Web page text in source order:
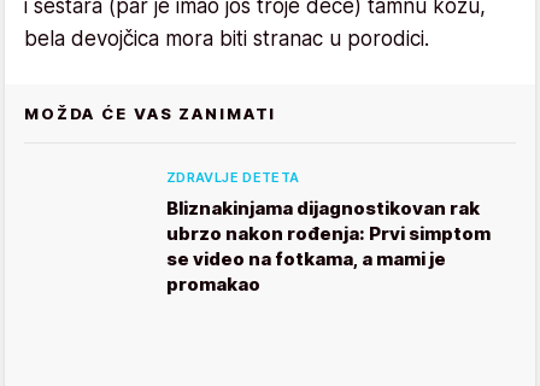
i sestara (par je imao još troje dece) tamnu kožu,
bela devojčica mora biti stranac u porodici.
MOŽDA ĆE VAS ZANIMATI
ZDRAVLJE DETETA
Bliznakinjama dijagnostikovan rak
ubrzo nakon rođenja: Prvi simptom
se video na fotkama, a mami je
promakao